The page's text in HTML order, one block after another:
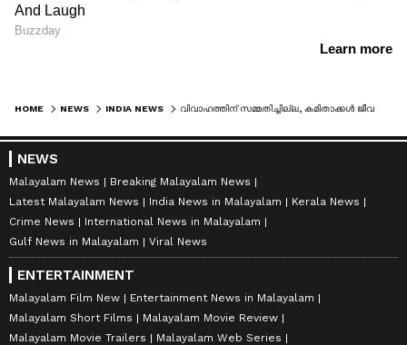
HOME NEWS INDIA NEWS
NEWS
Malayalam News
Breaking Malayalam News
Latest Malayalam News
India News in Malayalam
Kerala News
Crime News
International News in Malayalam
Gulf News in Malayalam
Viral News
ENTERTAINMENT
Malayalam Film New
Entertainment News in Malayalam
Malayalam Short Films
Malayalam Movie Review
Malayalam Movie Trailers
Malayalam Web Series